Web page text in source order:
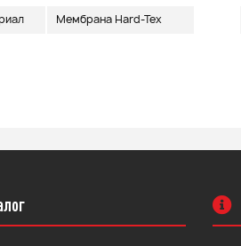
Мембрана Hard-Tex